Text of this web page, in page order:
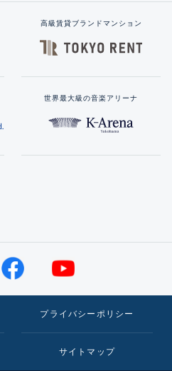
高級賃貸ブランドマンション
世界最大級の音楽アリーナ
プライバシーポリシー
サイトマップ